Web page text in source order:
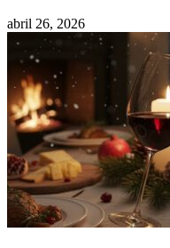
abril 26, 2026